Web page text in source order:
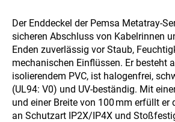
Der Enddeckel der Pemsa Metatray-
sicheren Abschluss von Kabelrinnen
Enden zuverlässig vor Staub,
mechanischen Einflüssen. Er besteht
isolierendem PVC, ist halogenfrei,
(UL94: V0) und UV-beständig. Mit
und einer Breite von 100 mm erfüllt er
an Schutzart IP2X/IP4X und